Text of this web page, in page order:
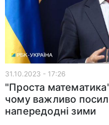
31.10.2023 - 17:26
"Проста
чому важливо
напередодні зими